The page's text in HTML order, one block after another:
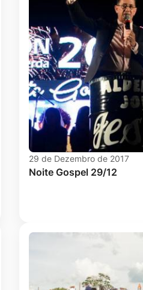
29 de Dezembro de 2017
Noite Gospel 29/12